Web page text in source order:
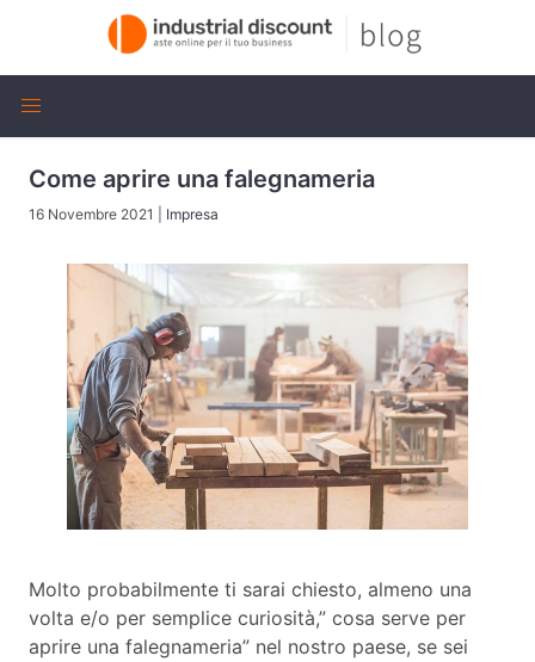
Come aprire una falegnameria
16 Novembre 2021 Impresa
Molto probabilmente ti sarai chiesto, almeno una
volta e/o per semplice curiosità,” cosa serve per
aprire una falegnameria” nel nostro paese, se sei